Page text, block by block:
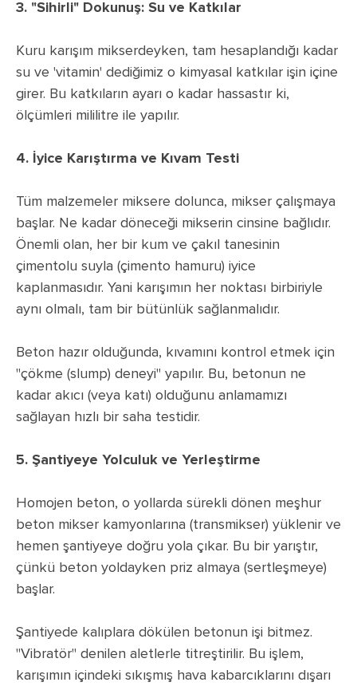
3. "Sihirli" Dokunuş: Su ve Katkılar
Kuru karışım mikserdeyken, tam hesaplandığı kadar
su ve 'vitamin' dediğimiz o kimyasal katkılar işin içine
girer. Bu katkıların ayarı o kadar hassastır ki,
ölçümleri mililitre ile yapılır.
4. İyice Karıştırma ve Kıvam Testi
Tüm malzemeler miksere dolunca, mikser çalışmaya
başlar. Ne kadar döneceği mikserin cinsine bağlıdır.
Önemli olan, her bir kum ve çakıl tanesinin
çimentolu suyla (çimento hamuru) iyice
kaplanmasıdır. Yani karışımın her noktası birbiriyle
aynı olmalı, tam bir bütünlük sağlanmalıdır.
Beton hazır olduğunda, kıvamını kontrol etmek için
"çökme (slump) deneyi" yapılır. Bu, betonun ne
kadar akıcı (veya katı) olduğunu anlamamızı
sağlayan hızlı bir saha testidir.
5. Şantiyeye Yolculuk ve Yerleştirme
Homojen beton, o yollarda sürekli dönen meşhur
beton mikser kamyonlarına (transmikser) yüklenir ve
hemen şantiyeye doğru yola çıkar. Bu bir yarıştır,
çünkü beton yoldayken priz almaya (sertleşmeye)
başlar.
Şantiyede kalıplara dökülen betonun işi bitmez.
"Vibratör" denilen aletlerle titreştirilir. Bu işlem,
karışımın içindeki sıkışmış hava kabarcıklarını dışarı